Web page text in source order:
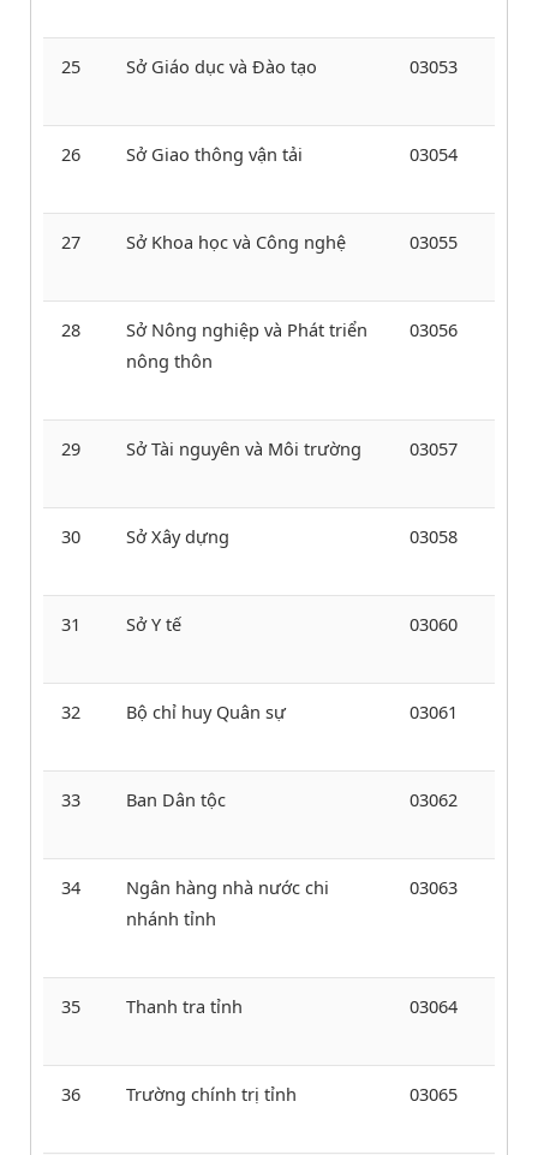
25 Sở Giáo dục và Đào tạo 03053
26 Sở Giao thông vận tải 03054
27 Sở Khoa học và Công nghệ 03055
28
Sở Nông nghiệp và Phát triển
nông thôn
03056
29 Sở Tài nguyên và Môi trường 03057
30 Sở Xây dựng 03058
31 Sở Y tế 03060
32 Bộ chỉ huy Quân sự 03061
33 Ban Dân tộc 03062
34
Ngân hàng nhà nước chi
nhánh tỉnh
03063
35 Thanh tra tỉnh 03064
36 Trường chính trị tỉnh 03065